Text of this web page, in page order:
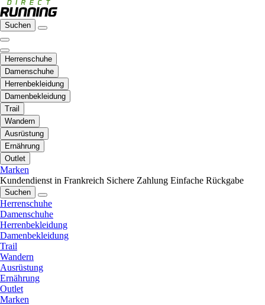
Suchen
Herrenschuhe
Damenschuhe
Herrenbekleidung
Damenbekleidung
Trail
Wandern
Ausrüstung
Ernährung
Outlet
Marken
Kundendienst in Frankreich Sichere Zahlung Einfache Rückgabe
Suchen
Herrenschuhe
Damenschuhe
Herrenbekleidung
Damenbekleidung
Trail
Wandern
Ausrüstung
Ernährung
Outlet
Marken